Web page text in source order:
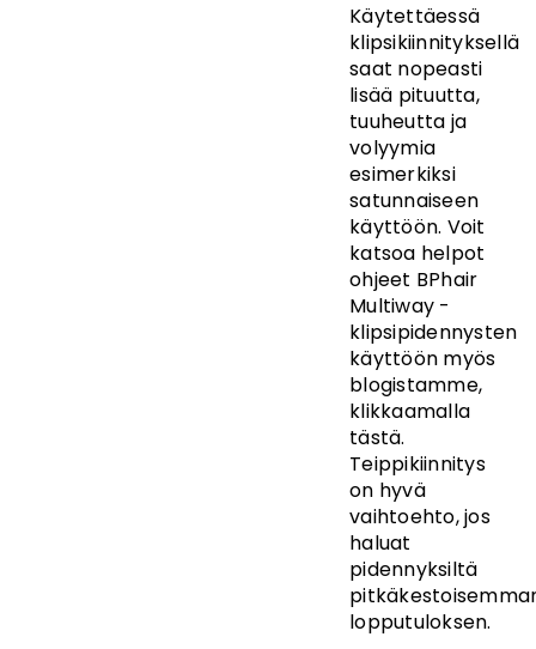
Käytettäessä
klipsikiinnityksellä
saat nopeasti
lisää pituutta,
tuuheutta ja
volyymia
esimerkiksi
satunnaiseen
käyttöön. Voit
katsoa helpot
ohjeet BPhair
Multiway -
klipsipidennysten
käyttöön myös
blogistamme,
klikkaamalla
tästä.
Teippikiinnitys
on hyvä
vaihtoehto, jos
haluat
pidennyksiltä
lopputuloksen.